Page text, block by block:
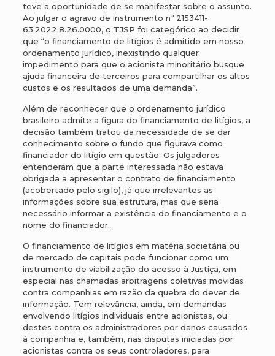
teve a oportunidade de se manifestar sobre o assunto.
Ao julgar o agravo de instrumento nº 2153411-
63.2022.8.26.0000, o TJSP foi categórico ao decidir
que “o financiamento de litígios é admitido em nosso
ordenamento jurídico, inexistindo qualquer
impedimento para que o acionista minoritário busque
ajuda financeira de terceiros para compartilhar os altos
custos e os resultados de uma demanda”.
Além de reconhecer que o ordenamento jurídico
brasileiro admite a figura do financiamento de litígios, a
decisão também tratou da necessidade de se dar
conhecimento sobre o fundo que figurava como
financiador do litígio em questão. Os julgadores
entenderam que a parte interessada não estava
obrigada a apresentar o contrato de financiamento
(acobertado pelo sigilo), já que irrelevantes as
informações sobre sua estrutura, mas que seria
necessário informar a existência do financiamento e o
nome do financiador.
O financiamento de litígios em matéria societária ou
de mercado de capitais pode funcionar como um
instrumento de viabilização do acesso à Justiça, em
especial nas chamadas arbitragens coletivas movidas
contra companhias em razão da quebra do dever de
informação. Tem relevância, ainda, em demandas
envolvendo litígios individuais entre acionistas, ou
destes contra os administradores por danos causados
à companhia e, também, nas disputas iniciadas por
acionistas contra os seus controladores, para